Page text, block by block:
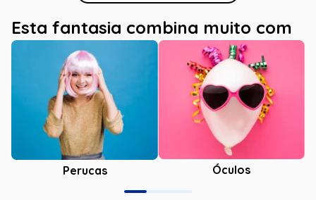
Esta fantasia combina muito com
Perucas Óculos